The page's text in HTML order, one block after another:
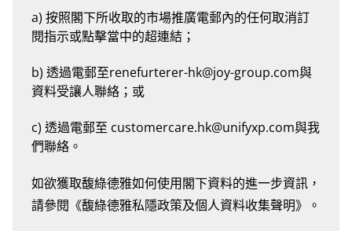
a) 按照閣下所收取的市場推廣電郵內的任何取消訂
閱指示或點擊當中的超連結；
b) 透過電郵至renefurterer-hk@joy-group.com與
資料受讓人聯絡；或
c) 透過電郵至 customercare.hk@unifyxp.com與我
們聯絡。
如欲獲取馥綠德雅如何使用閣下資料的進一步資訊，
請參閱《馥綠德雅私隱政策及個人資料收集聲明》。